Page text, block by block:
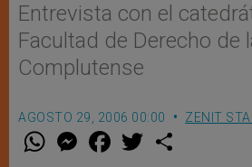
Entrevista con el
Facultad de Derecho de
Complutense
AGOSTO 29, 2006 00:00 ZENIT
W M
e
F
a w